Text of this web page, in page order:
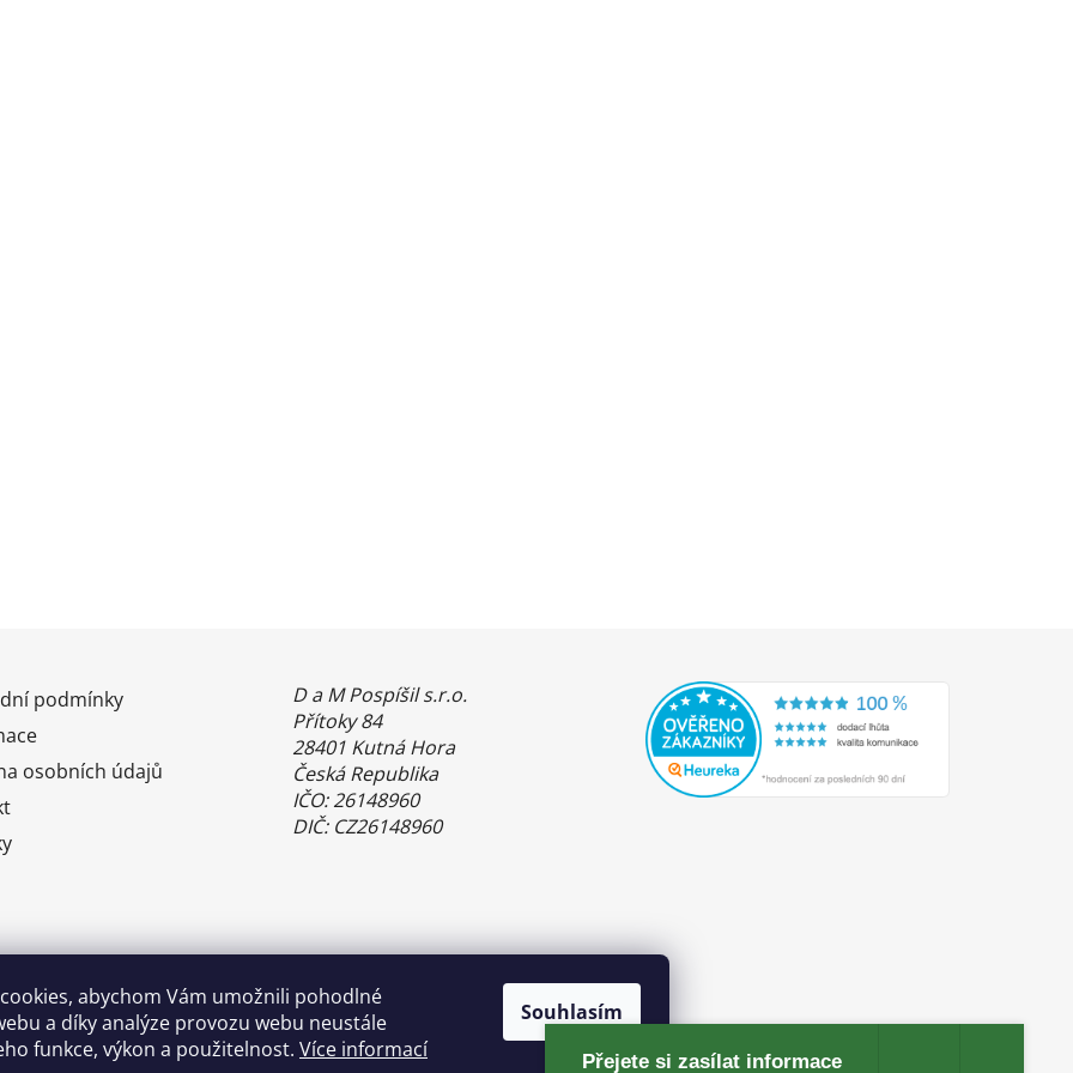
abychom Vám umožnili pohodlné
a díky analýze provozu webu neustále
funkce, výkon a použitelnost. Více informací
Souhlasím
podmínky
osobních údajů
D a M Pospíšil s.r.o.
Přítoky 84
28401 Kutná Hora
Česká Republika
IČO: 26148960
DIČ: CZ26148960
Benefity Pluxee - Sodexo
Přejete si zasílat informace